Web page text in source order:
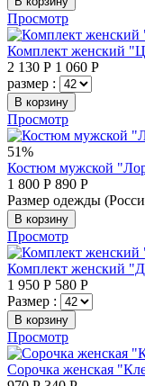
Просмотр
Комплект женский
2 130 Р 1 060 Р
размер :
В корзину
Просмотр
51%
Костюм мужской
1 800 Р 890 Р
Размер одежды
В корзину
Просмотр
Комплект женский
1 950 Р 580 Р
Размер :
В корзину
Просмотр
Сорочка женская